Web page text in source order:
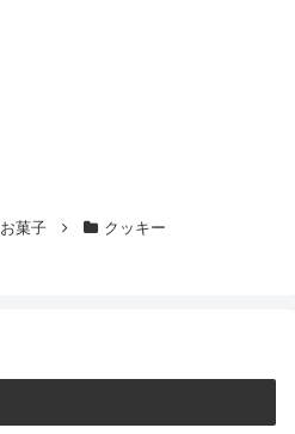
お菓子 クッキー